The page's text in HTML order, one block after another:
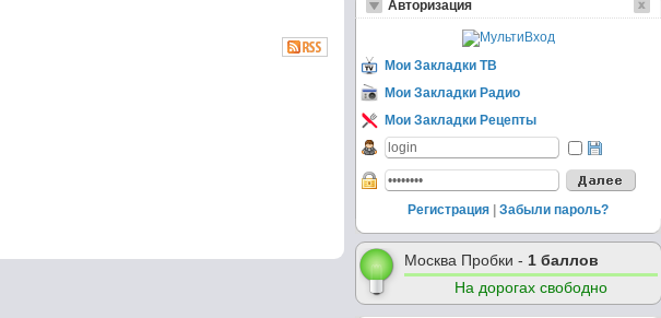
Авторизация
Мои Закладки ТВ
Мои Закладки Радио
Мои Закладки Рецепты
Регистрация Забыли пароль?
Москва Пробки - 1 баллов
На дорогах свободно